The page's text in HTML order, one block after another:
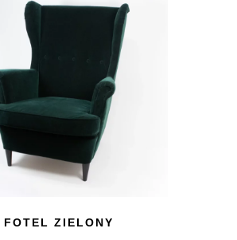
FOTEL ZIELONY